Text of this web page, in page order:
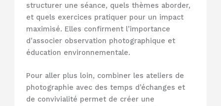
structurer une séance, quels thèmes aborder,
et quels exercices pratiquer pour un impact
maximisé. Elles confirment l’importance
d’associer observation photographique et
éducation environnementale.
Pour aller plus loin, combiner les ateliers de
photographie avec des temps d’échanges et
de convivialité permet de créer une